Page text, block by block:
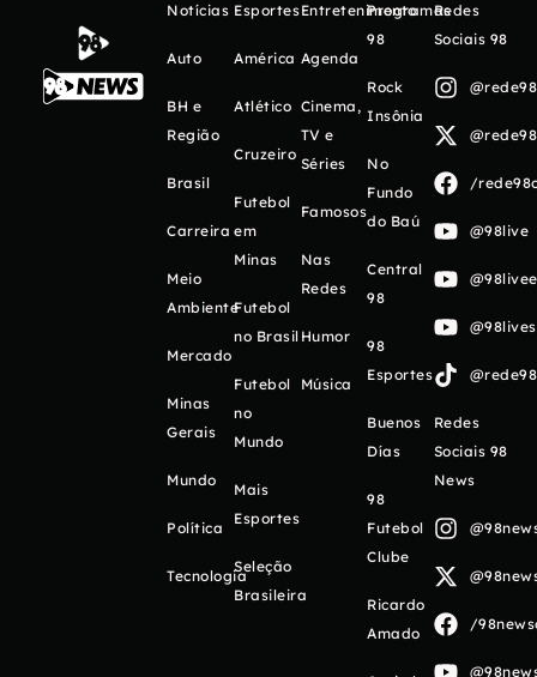
Notícias
Auto
BH e
Região
Brasil
Carreira
Meio
Ambiente
Mercado
Minas
Gerais
Mundo
Política
Tecnologia
Esportes
América
Atlético
Cruzeiro
Futebol
em
Minas
Futebol
no Brasil
Futebol
no
Mundo
Mais
Esportes
Seleção
Brasileira
Entretenimento
Agenda
Cinema,
TV e
Séries
Famosos
Nas
Redes
Humor
Música
Programas
98
Rock
Insônia
No
Fundo
do Baú
Central
98
98
Esportes
Buenos
Días
98
Futebol
Clube
Ricardo
Amado
Redes
Sociais 98
/
@98live
Redes
Sociais 98
News
/